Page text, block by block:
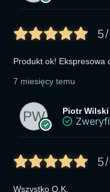
Produkt ok! Ekspresowa
7 miesięcy temu
Piotr Wilski
Wszystko O.K.